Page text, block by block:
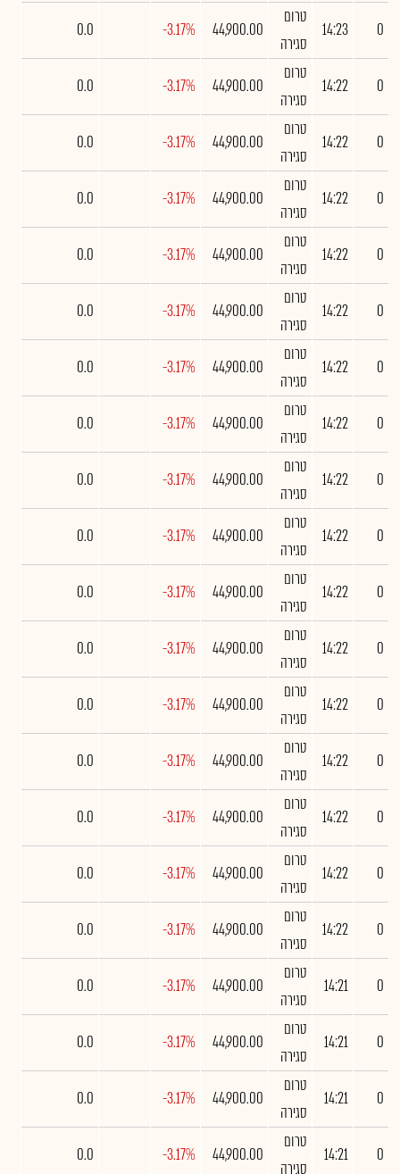
0
14:23
טרום
סגירה
44,900.00
-3.17%
0.0
0
14:22
טרום
סגירה
44,900.00
-3.17%
0.0
0
14:22
טרום
סגירה
44,900.00
-3.17%
0.0
0
14:22
טרום
סגירה
44,900.00
-3.17%
0.0
0
14:22
טרום
סגירה
44,900.00
-3.17%
0.0
0
14:22
טרום
סגירה
44,900.00
-3.17%
0.0
0
14:22
טרום
סגירה
44,900.00
-3.17%
0.0
0
14:22
טרום
סגירה
44,900.00
-3.17%
0.0
0
14:22
טרום
סגירה
44,900.00
-3.17%
0.0
0
14:22
טרום
סגירה
44,900.00
-3.17%
0.0
0
14:22
טרום
סגירה
44,900.00
-3.17%
0.0
0
14:22
טרום
סגירה
44,900.00
-3.17%
0.0
0
14:22
טרום
סגירה
44,900.00
-3.17%
0.0
0
14:22
טרום
סגירה
44,900.00
-3.17%
0.0
0
14:22
טרום
סגירה
44,900.00
-3.17%
0.0
0
14:22
טרום
סגירה
44,900.00
-3.17%
0.0
0
14:22
טרום
סגירה
44,900.00
-3.17%
0.0
0
14:21
טרום
סגירה
44,900.00
-3.17%
0.0
0
14:21
טרום
סגירה
44,900.00
-3.17%
0.0
0
14:21
טרום
סגירה
44,900.00
-3.17%
0.0
0
14:21
טרום
סגירה
44,900.00
-3.17%
0.0